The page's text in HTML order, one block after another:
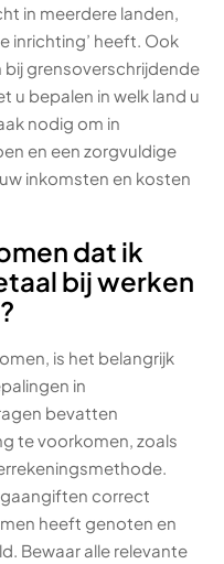
in meerdere landen,
inrichting’ heeft. Ook
grensoverschrijdende
u bepalen in welk land u
nodig om in
en een zorgvuldige
inkomsten en kosten
dat ik
bij werken
is het belangrijk
in
bevatten
te voorkomen, zoals
correct
heeft genoten en
Bewaar alle relevante